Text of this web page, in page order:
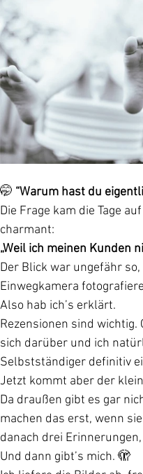
🤭 “Warum hast du
Die Frage kam die Tage
charmant:
„Weil ich meinen Kunden
Der Blick war ungefähr
Einwegkamera
Also hab ich’s erklärt.
Rezensionen sind
sich darüber und ich
Selbstständiger definitiv
Jetzt kommt aber der
Da draußen gibt es gar
machen das erst, wenn
danach drei
Und dann gibt’s mich. 🫣